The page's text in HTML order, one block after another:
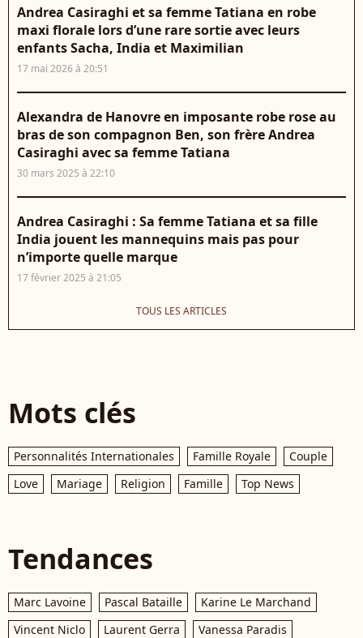
Andrea Casiraghi et sa femme Tatiana en robe
maxi florale lors d’une rare sortie avec leurs
enfants Sacha, India et Maximilian
17 mai 2026 à 20:51
Alexandra de Hanovre en imposante robe rose au
bras de son compagnon Ben, son frère Andrea
Casiraghi avec sa femme Tatiana
30 mars 2025 à 22:10
Andrea Casiraghi : Sa femme Tatiana et sa fille
India jouent les mannequins mais pas pour
n’importe quelle marque
17 février 2025 à 21:05
TOUS LES ARTICLES
Mots clés
Personnalités Internationales Famille Royale
Couple
Love
Mariage Religion Famille Top News
Tendances
Marc Lavoine Pascal Bataille
Karine Le Marchand
Vincent Niclo
Laurent Gerra
Vanessa Paradis